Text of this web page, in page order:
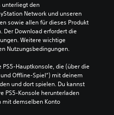
unterliegt den
Network und unseren
sowie allen für dieses Produkt
Der Download erfordert die
Weitere wichtige
Nutzungsbedingungen.
Hauptkonsole, die (über die
Offline-Spiel“) mit deinem
und dort spielen. Du kannst
PS5-Konsole herunterladen
mit demselben Konto